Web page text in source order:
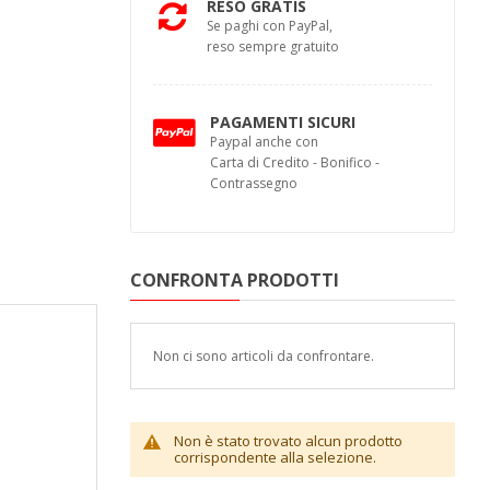
RESO GRATIS
Se paghi con PayPal,
reso sempre gratuito
PAGAMENTI SICURI
Paypal anche con
Carta di Credito - Bonifico -
Contrassegno
CONFRONTA PRODOTTI
Non ci sono articoli da confrontare.
Non è stato trovato alcun prodotto
corrispondente alla selezione.